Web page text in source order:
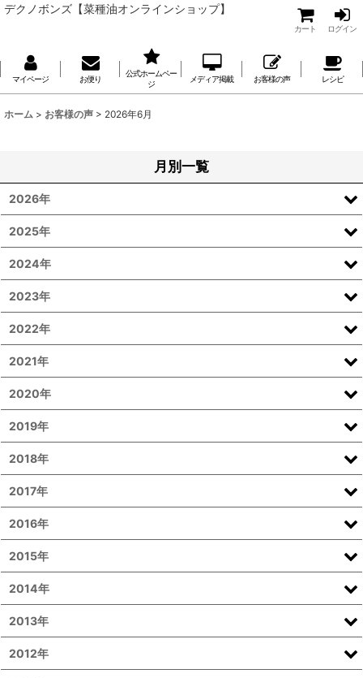
デクノボンズ【菜種油オンラインショップ】
カート ログイン
マイページ お便り
公式ホームペー
ジ
メディア掲載 お客様の声 レシピ
ホーム > お客様の声 > 2026年6月
月別一覧
2026年
2025年
2024年
2023年
2022年
2021年
2020年
2019年
2018年
2017年
2016年
2015年
2014年
2013年
2012年